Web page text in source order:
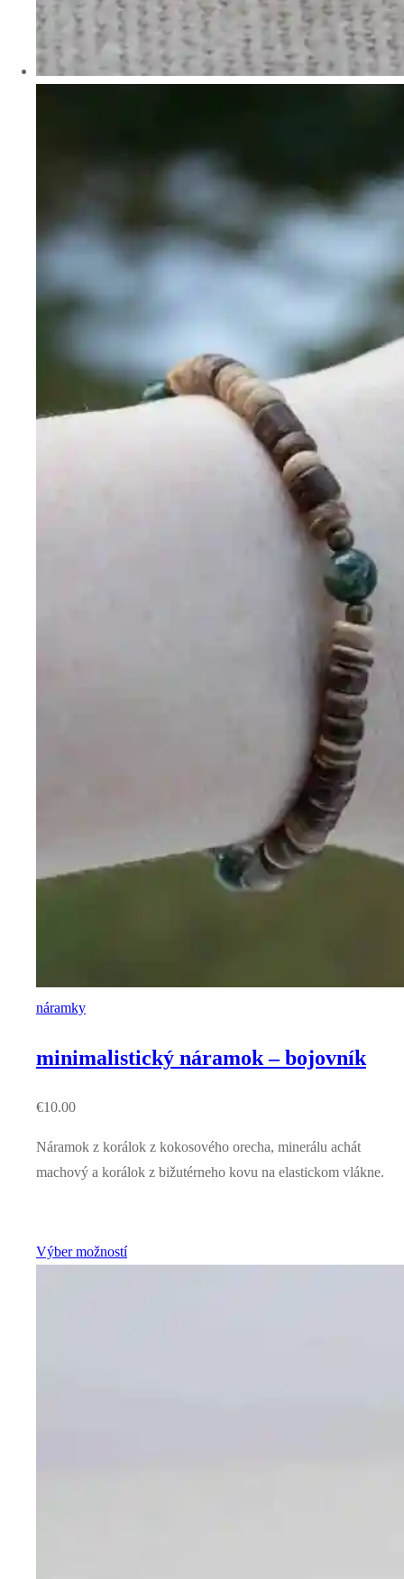
náramky
minimalistický náramok – bojovník
€10.00
Náramok z korálok z kokosového orecha, minerálu achát
machový a korálok z bižutérneho kovu na elastickom vlákne.
Výber možností